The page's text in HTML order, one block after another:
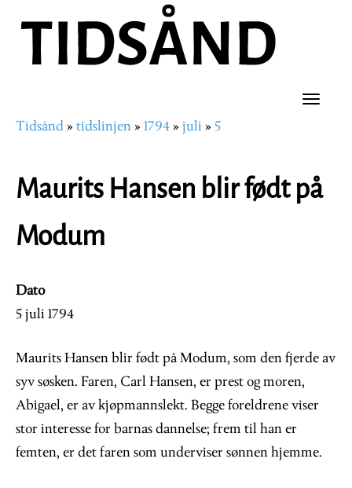
hovedinnhold
Toggle
Navigasjonssti
Tidsånd tidslinjen 1794 juli 5
Maurits Hansen blir født på
Modum
Dato
5 juli 1794
Maurits Hansen blir født på Modum, som den fjerde av
syv søsken. Faren, Carl Hansen, er prest og moren,
Abigael, er av kjøpmannslekt. Begge foreldrene viser
stor interesse for barnas dannelse; frem til han er
femten, er det faren som underviser sønnen hjemme.